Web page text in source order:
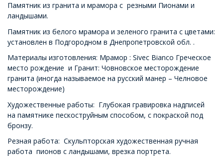
Памятник из гранита и мрамора с резными Пионами и
ландышами.
Памятник из белого мрамора и зеленого гранита с цветами:
установлен в Подгородном в Днепропетровской обл. .
Материалы изготовления: Мрамор : Sivec Bianco Греческое
место рождение и Гранит: Човновское месторождение
гранита (иногда называемое на русский манер – Челновое
месторождение)
Художественные работы: Глубокая гравировка надписей
на памятнике пескоструйным способом, с покраской под
бронзу.
Резная работа: Скульпторская художественная ручная
работа пионов с ландышами, врезка портрета.